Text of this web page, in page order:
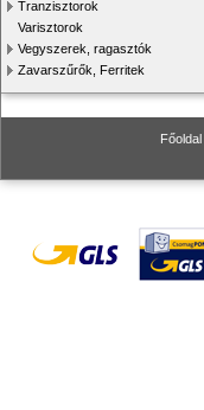
Tranzisztorok
Varisztorok
Vegyszerek, ragasztók
Zavarszűrők, Ferritek
Főoldal